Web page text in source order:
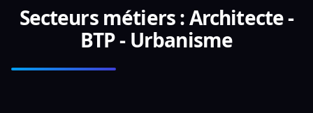
Secteurs métiers : Architecte -
BTP - Urbanisme